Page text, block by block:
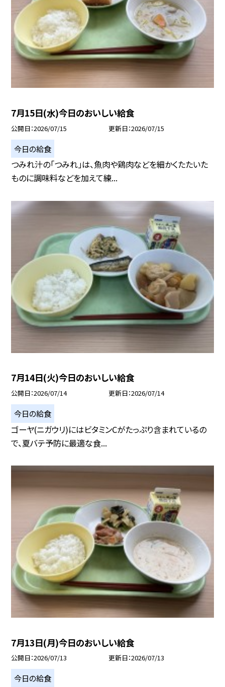
7月15日(水)今日のおいしい給食
公開日 2026/07/15 更新日 2026/07/15
今日の給食
つみれ汁の「つみれ」は、魚肉や鶏肉などを細かくたたいた
ものに調味料などを加えて練...
7月14日(火)今日のおいしい給食
公開日 2026/07/14 更新日 2026/07/14
今日の給食
ゴーヤ(ニガウリ)にはビタミンCがたっぷり含まれているの
で、夏バテ予防に最適な食...
7月13日(月)今日のおいしい給食
公開日 2026/07/13 更新日 2026/07/13
今日の給食